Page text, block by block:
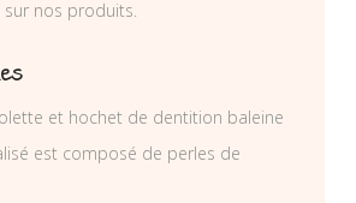
nos produits.
et hochet de dentition baleine
est composé de perles de